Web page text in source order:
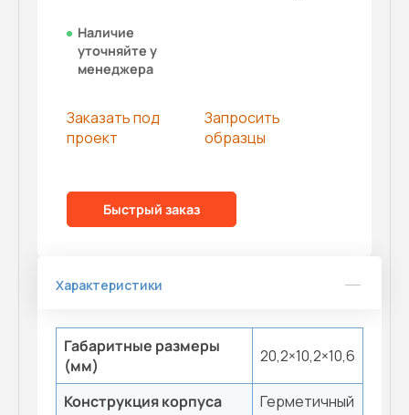
Наличие
уточняйте у
менеджера
Заказать под
проект
Запросить
образцы
Быстрый заказ
Характеристики
Габаритные размеры
(мм)
20,2×10,2×10,6
Конструкция корпуса
Герметичный